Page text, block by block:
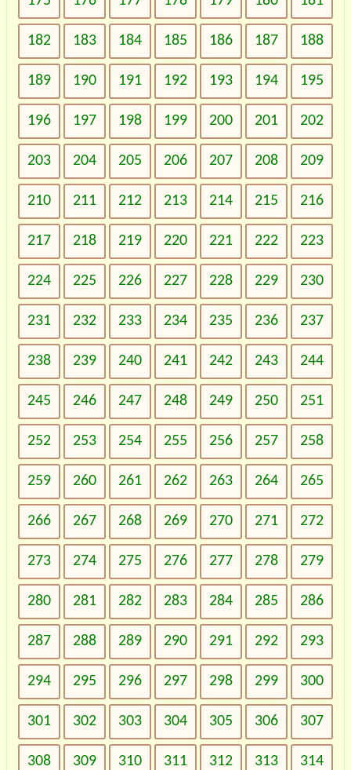
182 183 184 185 186 187 188
189 190 191 192 193 194 195
196 197 198 199 200 201 202
203 204 205 206 207 208 209
210 211 212 213 214 215 216
217 218 219 220 221 222 223
224 225 226 227 228 229 230
231 232 233 234 235 236 237
238 239 240 241 242 243 244
245 246 247 248 249 250 251
252 253 254 255 256 257 258
259 260 261 262 263 264 265
266 267 268 269 270 271 272
273 274 275 276 277 278 279
280 281 282 283 284 285 286
287 288 289 290 291 292 293
294 295 296 297 298 299 300
301 302 303 304 305 306 307
308 309 310 311 312 313 314